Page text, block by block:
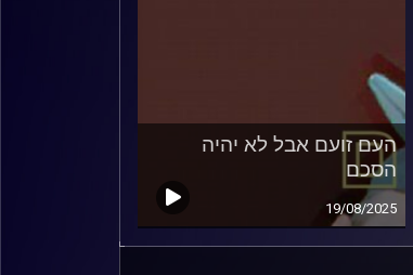
העם זועם אבל לא יהיה
הסכם
19/08/2025